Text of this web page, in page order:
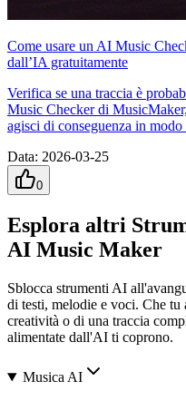
Come usare un AI Music
dall’IA gratuitamente
Verifica se una traccia è
Music Checker di
agisci di conseguenza in modo
Data: 2026-03-25
0
Esplora altri
AI Music Maker
Sblocca strumenti AI
di testi, melodie e voci. Che tu
creatività o di una traccia
alimentate dall'AI ti coprono.
Musica AI